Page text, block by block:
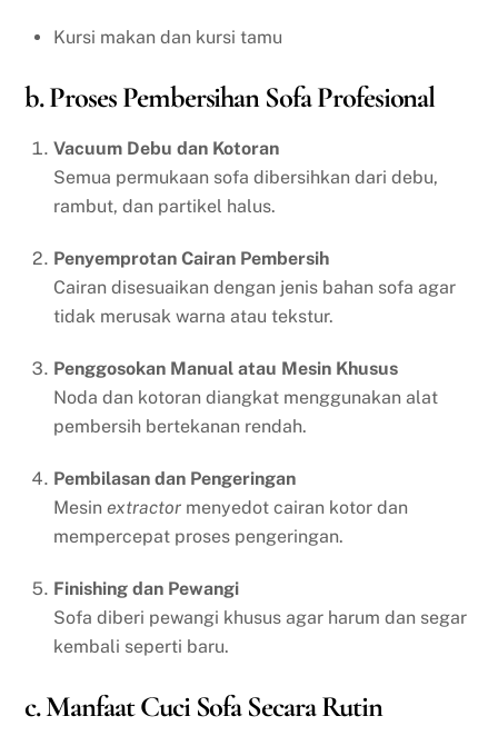
Kursi makan dan kursi tamu
b. Proses Pembersihan Sofa Profesional
Vacuum Debu dan Kotoran
Semua permukaan sofa dibersihkan dari debu,
rambut, dan partikel halus.
Penyemprotan Cairan Pembersih
Cairan disesuaikan dengan jenis bahan sofa agar
tidak merusak warna atau tekstur.
Penggosokan Manual atau Mesin Khusus
Noda dan kotoran diangkat menggunakan alat
pembersih bertekanan rendah.
Pembilasan dan Pengeringan
Mesin extractor menyedot cairan kotor dan
mempercepat proses pengeringan.
Finishing dan Pewangi
Sofa diberi pewangi khusus agar harum dan segar
kembali seperti baru.
c. Manfaat Cuci Sofa Secara Rutin